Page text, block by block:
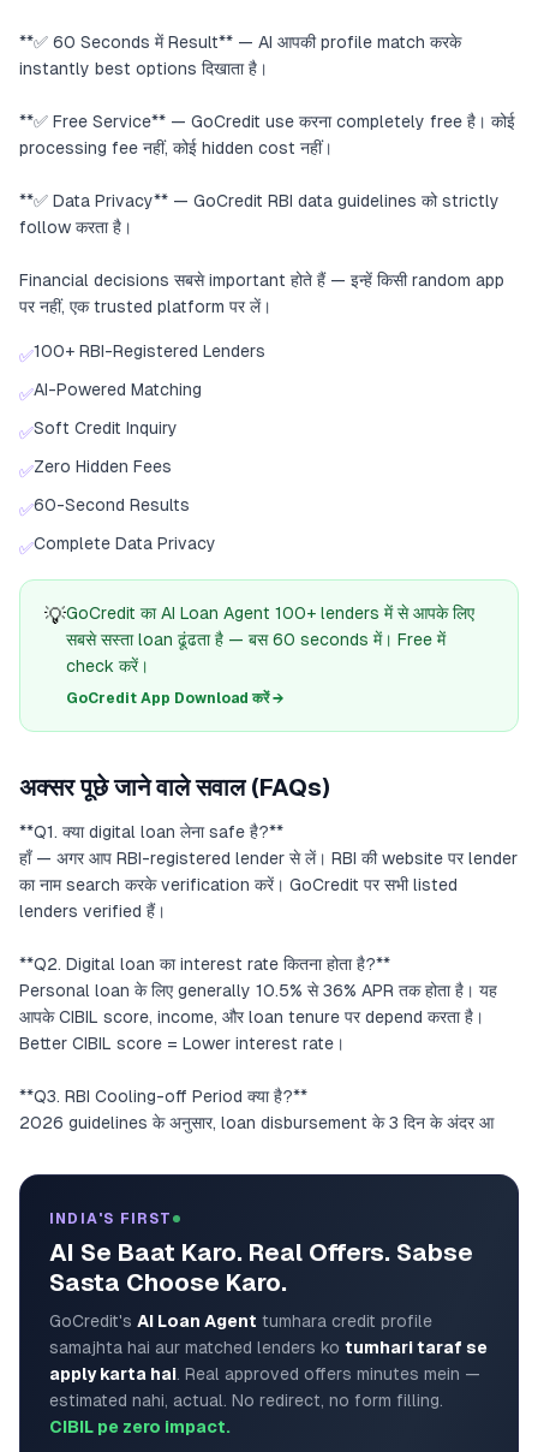
**✅ 60 Seconds में Result** — AI आपकी profile match करके
instantly best options दिखाता है।
**✅ Free Service** — GoCredit use करना completely free है। कोई
processing fee नहीं, कोई hidden cost नहीं।
**✅ Data Privacy** — GoCredit RBI data guidelines को strictly
follow करता है।
Financial decisions सबसे important होते हैं — इन्हें किसी random app
पर नहीं, एक trusted platform पर लें।
✅100+ RBI-Registered Lenders
✅AI-Powered Matching
✅Soft Credit Inquiry
✅Zero Hidden Fees
✅60-Second Results
✅Complete Data Privacy
💡GoCredit का AI Loan Agent 100+ lenders में से आपके लिए
सबसे सस्ता loan ढूंढता है — बस 60 seconds में। Free में
check करें।
GoCredit App Download करें →
अक्सर पूछे जाने वाले सवाल (FAQs)
**Q1. क्या digital loan लेना safe है?**
हाँ — अगर आप RBI-registered lender से लें। RBI की website पर lender
का नाम search करके verification करें। GoCredit पर सभी listed
lenders verified हैं।
**Q2. Digital loan का interest rate कितना होता है?**
Personal loan के लिए generally 10.5% से 36% APR तक होता है। यह
आपके CIBIL score, income, और loan tenure पर depend करता है।
Better CIBIL score = Lower interest rate।
**Q3. RBI Cooling-off Period क्या है?**
2026 guidelines के अनुसार, loan disbursement के 3 दिन के अंदर आ
INDIA'S FIRST
AI Se Baat Karo. Real Offers. Sabse
Sasta Choose Karo.
GoCredit's AI Loan Agent tumhara credit profile
samajhta hai aur matched lenders ko tumhari taraf se
apply karta hai. Real approved offers minutes mein —
estimated nahi, actual. No redirect, no form filling.
CIBIL pe zero impact.